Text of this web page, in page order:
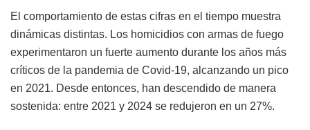
El comportamiento de estas cifras en el tiempo muestra
dinámicas distintas. Los homicidios con armas de fuego
experimentaron un fuerte aumento durante los años más
críticos de la pandemia de Covid-19, alcanzando un pico
en 2021. Desde entonces, han descendido de manera
sostenida: entre 2021 y 2024 se redujeron en un 27%.